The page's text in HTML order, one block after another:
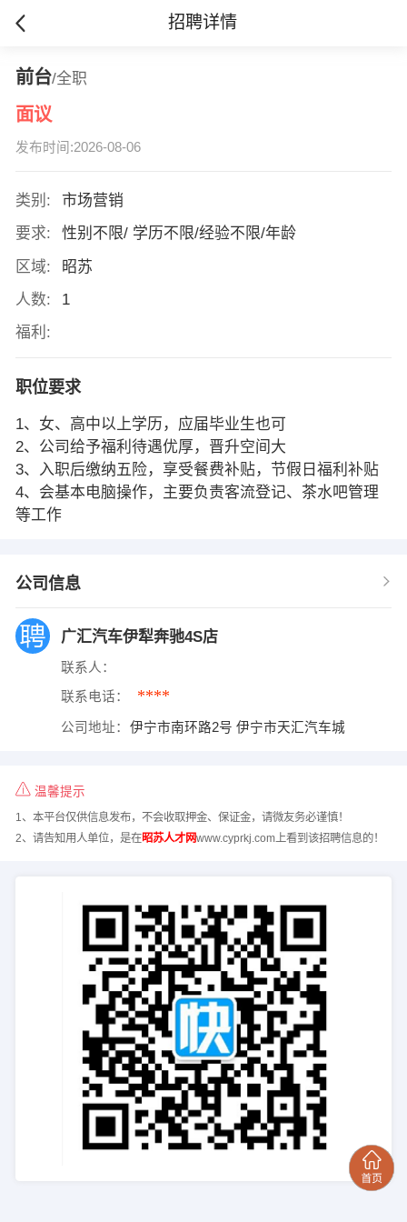
招聘详情
前台/全职
面议
发布时间:2026-08-06
类别:
市场营销
要求:
性别不限/ 学历不限/经验不限/年龄
区域:
昭苏
人数:
1
福利:
职位要求
1、女、高中以上学历，应届毕业生也可
2、公司给予福利待遇优厚，晋升空间大
3、入职后缴纳五险，享受餐费补贴，节假日福利补贴
4、会基本电脑操作，主要负责客流登记、茶水吧管理
等工作
公司信息
广汇汽车伊犁奔驰4S店
联系人：
联系电话： ****
公司地址： 伊宁市南环路2号 伊宁市天汇汽车城
温馨提示
1、本平台仅供信息发布，不会收取押金、保证金，请微友务必谨慎！
2、请告知用人单位，是在昭苏人才网www.cyprkj.com上看到该招聘信息的！